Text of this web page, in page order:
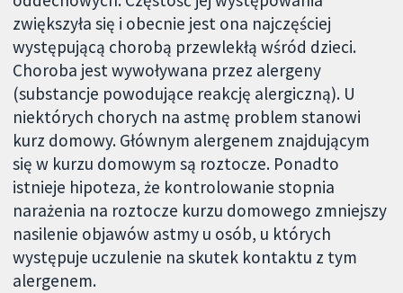
zwiększyła się i obecnie jest ona najczęściej
występującą chorobą przewlekłą wśród dzieci.
Choroba jest wywoływana przez alergeny
(substancje powodujące reakcję alergiczną). U
niektórych chorych na astmę problem stanowi
kurz domowy. Głównym alergenem znajdującym
się w kurzu domowym są roztocze. Ponadto
istnieje hipoteza, że kontrolowanie stopnia
narażenia na roztocze kurzu domowego zmniejszy
nasilenie objawów astmy u osób, u których
występuje uczulenie na skutek kontaktu z tym
alergenem.